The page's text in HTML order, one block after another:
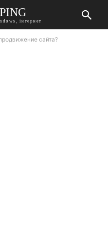
інтернет
сайта?